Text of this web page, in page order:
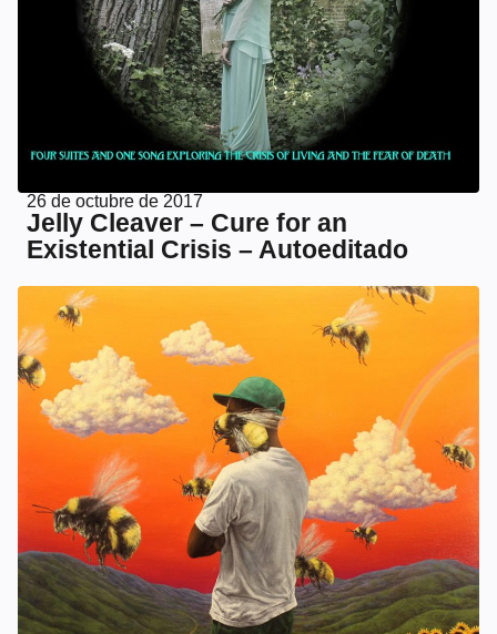
26 de octubre de 2017
Jelly Cleaver – Cure for an
Existential Crisis – Autoeditado